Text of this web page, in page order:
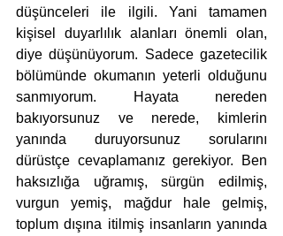
düşünceleri ile ilgili. Yani tamamen
kişisel duyarlılık alanları önemli olan,
diye düşünüyorum. Sadece gazetecilik
bölümünde okumanın yeterli olduğunu
sanmıyorum. Hayata nereden
bakıyorsunuz ve nerede, kimlerin
yanında duruyorsunuz sorularını
dürüstçe cevaplamanız gerekiyor. Ben
haksızlığa uğramış, sürgün edilmiş,
vurgun yemiş, mağdur hale gelmiş,
toplum dışına itilmiş insanların yanında